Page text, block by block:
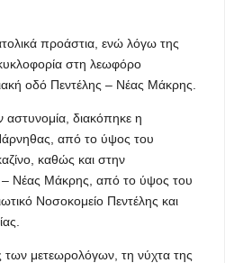
προάστια, ενώ λόγω της
στη λεωφόρο
οδό Πεντέλης – Νέας Μάκρης.
αστυνομία, διακόπηκε η
από το ύψος του
καθώς και στην
– Νέας Μάκρης, από το ύψος του
Νοσοκομείο Πεντέλης και
των μετεωρολόγων, τη νύχτα της